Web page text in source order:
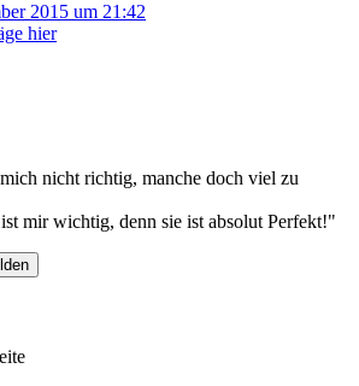
2015 um 21:42
hier
nicht richtig, manche doch viel zu
mir wichtig, denn sie ist absolut Perfekt!"